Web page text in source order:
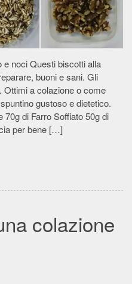
e noci Questi biscotti alla
buoni e sani. Gli
Ottimi a colazione o come
gustoso e dietetico.
di Farro Soffiato 50g di
per bene […]
colazione